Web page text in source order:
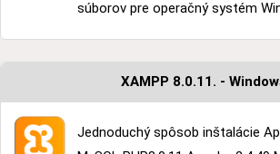
súborov pre operačný systém
XAMPP 8.0.11. -
Jednoduchý spôsob inštalácie